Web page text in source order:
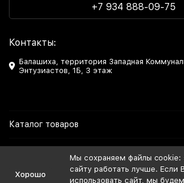
+7 934 888-09-75
Контакты:
Балашиха, территория Западная
Энтузиастов, 1Б, 3 этаж
Каталог товаров
Мы в Соцсетях
Хорошо
Мы сохраняем файлы cookie:
сайту работать лучше. Если
использовать сайт, мы